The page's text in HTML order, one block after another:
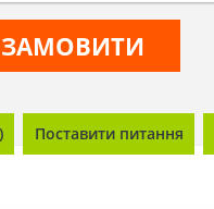
ЗАМОВИТИ
Поставити питання